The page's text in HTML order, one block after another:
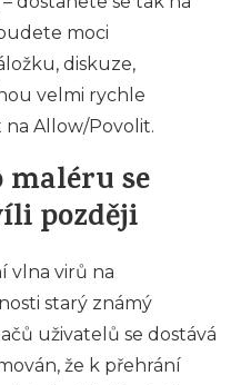
moci
diskuze,
velmi rychle
Allow/Povolit.
maléru se
později
vlna virů na
starý známý
uživatelů se dostává
že k přehrání